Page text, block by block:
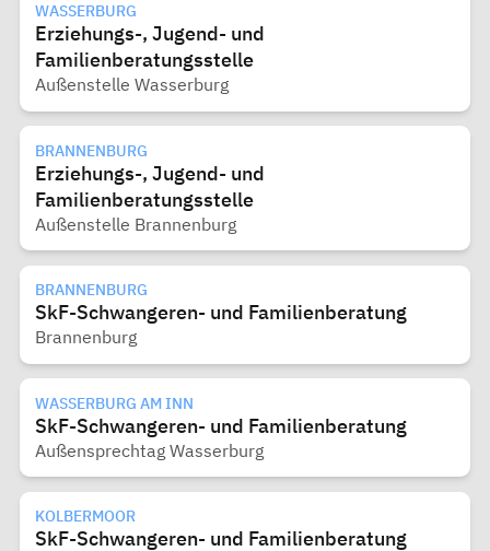
WASSERBURG
Erziehungs-, Jugend- und
Familienberatungsstelle
Außenstelle Wasserburg
BRANNENBURG
Erziehungs-, Jugend- und
Familienberatungsstelle
Außenstelle Brannenburg
BRANNENBURG
SkF-Schwangeren- und Familienberatung
Brannenburg
WASSERBURG AM INN
SkF-Schwangeren- und Familienberatung
Außensprechtag Wasserburg
KOLBERMOOR
SkF-Schwangeren- und Familienberatung